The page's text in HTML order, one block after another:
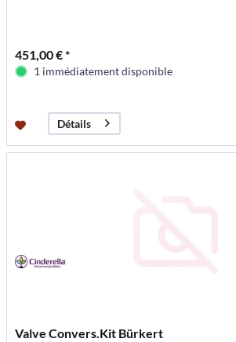
451,00 € *
1 immédiatement disponible
Détails
Valve Convers.Kit Bürkert